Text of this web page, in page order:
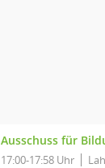
Ausschuss für
17:00-17:58 Uhr